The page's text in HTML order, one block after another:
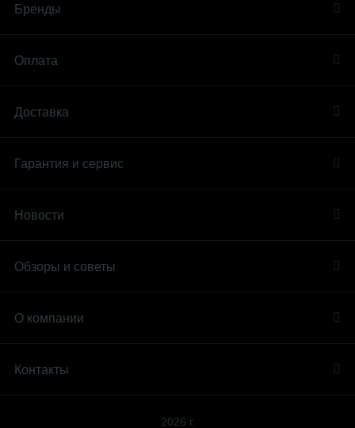
Бренды
Оплата
Доставка
Гарантия и сервис
Новости
Обзоры и советы
О компании
Контакты
2026 г.